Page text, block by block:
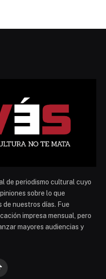
de periodismo cultural cuyo
sobre lo que
nuestros días. Fue
impresa mensual, pero
mayores audiencias y